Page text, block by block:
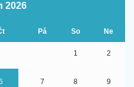
2026
Pá So Ne
1 2
7 8 9